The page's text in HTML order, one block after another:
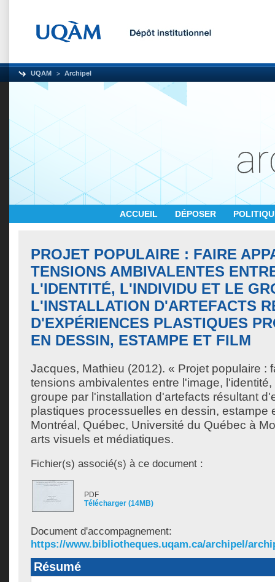
UQAM Archipel
ACCUEIL DÉPOSER
PROJET POPULAIRE : FAIRE
TENSIONS AMBIVALENTES
L'IDENTITÉ, L'INDIVIDU ET LE
L'INSTALLATION D'ARTEFACTS
D'EXPÉRIENCES PLASTIQUES
EN DESSIN, ESTAMPE ET FILM
Jacques, Mathieu (2012). « Projet populaire :
tensions ambivalentes entre l'image,
groupe par l'installation d'artefacts résultant
plastiques processuelles en dessin, estampe
Montréal, Québec, Université du Québec à
arts visuels et médiatiques.
Fichier(s) associé(s) à ce document :
PDF
Télécharger (14MB)
Document d'accompagnement:
https://www.bibliotheques.uqam.ca/archipel/
Résumé